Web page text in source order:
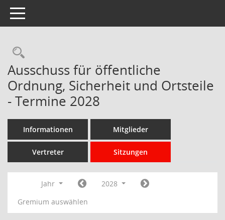
Toggle navigation
Rechercheauswahl
Ausschuss für öffentliche
Ordnung, Sicherheit und Ortsteile
- Termine 2028
Informationen Mitglieder
Vertreter Sitzungen
Jahr
2028
Gremium auswählen